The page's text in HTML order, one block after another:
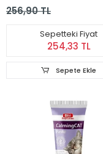
256,90 TL
Sepetteki Fiyat
254,33 TL
Sepete Ekle